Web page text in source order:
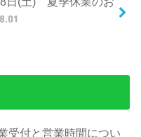
受付と営業時間につい